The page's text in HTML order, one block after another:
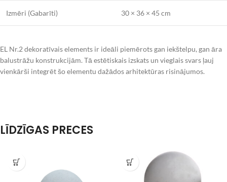
Izmēri (Gabarīti) 30 × 36 × 45 cm
EL Nr.2 dekoratīvais elements ir ideāli piemērots gan iekštelpu, gan āra
balustrāžu konstrukcijām. Tā estētiskais izskats un vieglais svars ļauj
vienkārši integrēt šo elementu dažādos arhitektūras risinājumos.
LĪDZĪGAS PRECES